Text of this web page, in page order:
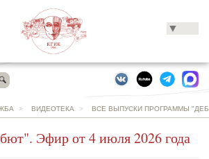
▼
> ВИДЕОТЕКА > ВСЕ ВЫПУСКИ ПРОГРАММЫ
Эфир от 4 июля 2026 года